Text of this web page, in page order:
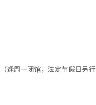
逢周一闭馆，法定节假日另行